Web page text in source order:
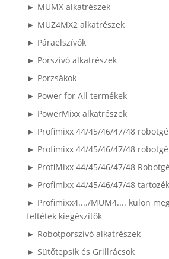
► MUMX alkatrészek
► MUZ4MX2 alkatrészek
► Páraelszívók
► Porszívó alkatrészek
► Porzsákok
► Power for All termékek
► PowerMixx alkatrészek
► Profimixx 44/45/46/47/48
► Profimixx 44/45/46/47/48
► ProfiMixx 44/45/46/47/48
► Profimixx 44/45/46/47/48
► Profimixx4..../MUM4.... külön
feltétek kiegészítők
► Robotporszívó alkatrészek
► Sütőtepsik és Grillrácsok